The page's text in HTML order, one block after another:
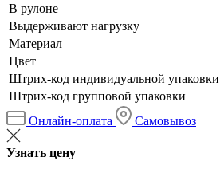
В рулоне
Выдерживают нагрузку
Материал
Цвет
Штрих-код индивидуальной упаковки
Штрих-код групповой упаковки
Онлайн-оплата
Самовывоз
Узнать цену